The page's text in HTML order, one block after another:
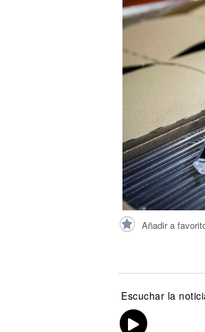
Añadir a
Escuchar la